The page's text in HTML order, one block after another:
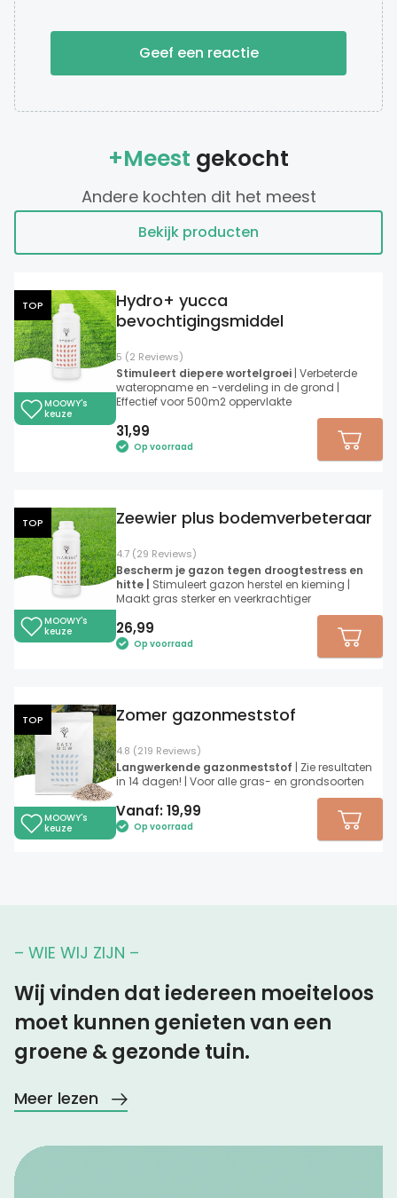
Geef een reactie
+Meest gekocht
Andere kochten dit het meest
Bekijk producten
TOP
MOOWY's
keuze
5 (2 Reviews)
Hydro+ yucca
bevochtigingsmiddel
Stimuleert diepere wortelgroei | Verbeterde
wateropname en -verdeling in de grond |
Effectief voor 500m2 oppervlakte
31,99
Op voorraad
TOP
MOOWY's
keuze
4.7 (29 Reviews)
Zeewier plus bodemverbeteraar
Bescherm je gazon tegen droogtestress en
hitte | Stimuleert gazon herstel en kieming |
Maakt gras sterker en veerkrachtiger
26,99
Op voorraad
TOP
MOOWY's
keuze
4.8 (219 Reviews)
Zomer gazonmeststof
Langwerkende gazonmeststof | Zie resultaten
in 14 dagen! | Voor alle gras- en grondsoorten
Vanaf: 19,99
Op voorraad
– WIE WIJ ZIJN –
Wij vinden dat iedereen moeiteloos
moet kunnen genieten van een
groene & gezonde tuin.
Meer lezen